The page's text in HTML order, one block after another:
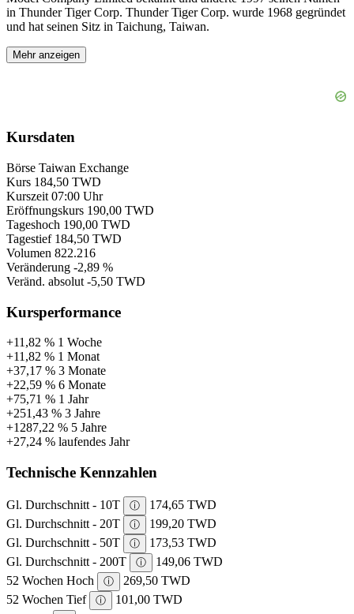
in Thunder Tiger Corp. Thunder Tiger Corp. wurde 1968 gegründet
und hat seinen Sitz in Taichung, Taiwan.
Mehr anzeigen
Kursdaten
Börse Taiwan Exchange
Kurs 184,50 TWD
Kurszeit 07:00 Uhr
Eröffnungskurs 190,00 TWD
Tageshoch 190,00 TWD
Tagestief 184,50 TWD
Volumen 822.216
Veränderung -2,89 %
Veränd. absolut -5,50 TWD
Kursperformance
+11,82 % 1 Woche
+11,82 % 1 Monat
+37,17 % 3 Monate
+22,59 % 6 Monate
+75,71 % 1 Jahr
+251,43 % 3 Jahre
+1287,22 % 5 Jahre
+27,24 % laufendes Jahr
Technische Kennzahlen
Gl. Durchschnitt - 10T ⓘ
174,65 TWD
Gl. Durchschnitt - 20T
ⓘ
199,20 TWD
Gl. Durchschnitt - 50T
ⓘ
173,53 TWD
Gl. Durchschnitt - 200T
ⓘ
149,06 TWD
52 Wochen Hoch
ⓘ
269,50 TWD
52 Wochen Tief
ⓘ
101,00 TWD